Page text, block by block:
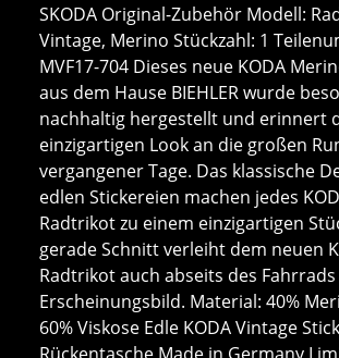
SKODA Original-Zubehör Modell:
Vintage, Merino Stückzahl: 1
MVF17-704 Dieses neue KODA
aus dem Hause BIEHLER wurde
nachhaltig hergestellt und erinnert
einzigartigen Look an die großen
vergangener Tage. Das klassische
edlen Stickereien machen jedes
Radtrikot zu einem einzigartigen
gerade Schnitt verleiht dem neuen
Radtrikot auch abseits des
Erscheinungsbild. Material: 40%
60% Viskose Edle KODA Vintage
Rückentasche Made in Germany